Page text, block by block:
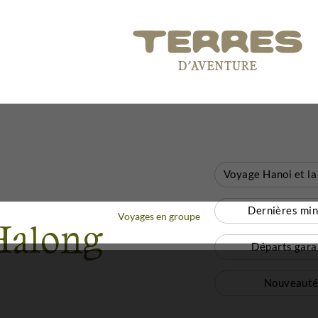
Voyages en groupe Dernières
Départs